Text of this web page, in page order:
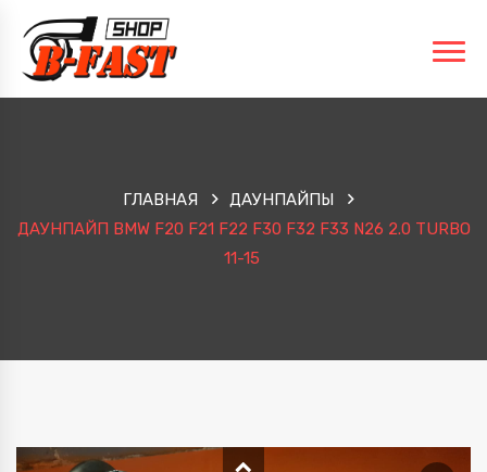
ГЛАВНАЯ
ДАУНПАЙПЫ
ДАУНПАЙП BMW F20 F21 F22 F30 F32 F33 N26 2.0 TURBO
11-15